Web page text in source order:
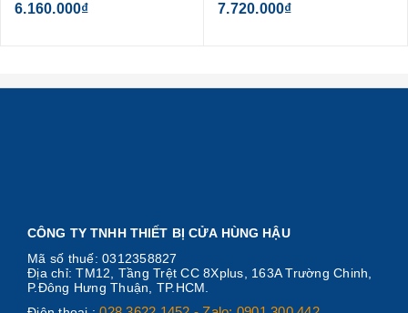
6.160.000₫
7.720.000₫
CÔNG TY TNHH THIẾT BỊ CỬA HÙNG HẬU
Mã số thuế: 0312358827
Địa chỉ: TM12, Tầng Trệt CC 8Xplus, 163A Trường Chinh,
P.Đông Hưng Thuận, TP.HCM.